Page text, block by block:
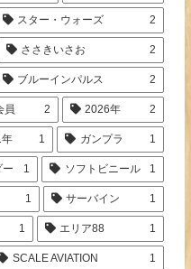
スター・ウォーズ 2
ささきいさお 2
ブルーインパルス 2
員 2 2026年 2
1 ガンプラ 1
ー 1 ソフトビニール 1
1 サーバイン 1
1 エリア88 1
SCALE AVIATION 1